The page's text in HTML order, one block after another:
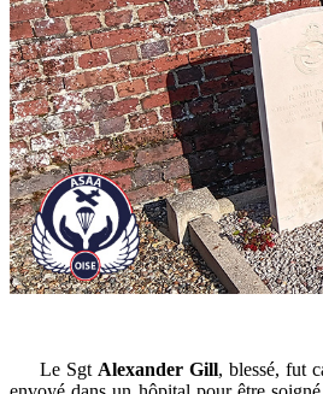
Le Sgt Alexander Gill, blessé, fut